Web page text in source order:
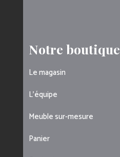
Notre boutique
Le magasin
L’équipe
Meuble sur-mesure
Panier